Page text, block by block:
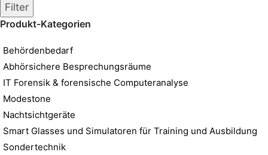
Filter
Produkt-Kategorien
Behördenbedarf
Abhörsichere Besprechungsräume
IT Forensik & forensische Computeranalyse
Modestone
Nachtsichtgeräte
Smart Glasses und Simulatoren für Training und Ausbildung
Sondertechnik